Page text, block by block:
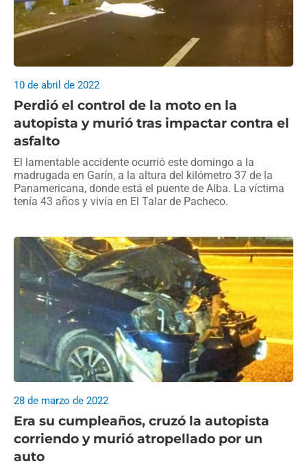
Perdió el control de la moto en la
autopista y murió tras impactar contra el
asfalto
10 de abril de 2022
El lamentable accidente ocurrió este domingo a la
madrugada en Garín, a la altura del kilómetro 37 de la
Panamericana, donde está el puente de Alba. La víctima
tenía 43 años y vivía en El Talar de Pacheco.
Era su cumpleaños, cruzó la autopista
corriendo y murió atropellado por un
auto
28 de marzo de 2022